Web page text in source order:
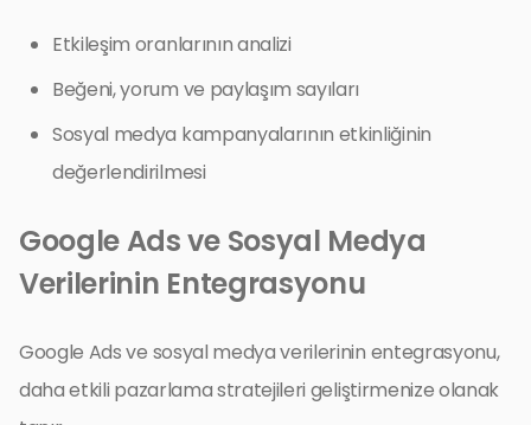
Etkileşim oranlarının analizi
Beğeni, yorum ve paylaşım sayıları
Sosyal medya kampanyalarının etkinliğinin
değerlendirilmesi
Google Ads ve Sosyal Medya
Verilerinin Entegrasyonu
Google Ads ve sosyal medya verilerinin entegrasyonu,
daha etkili pazarlama stratejileri geliştirmenize olanak